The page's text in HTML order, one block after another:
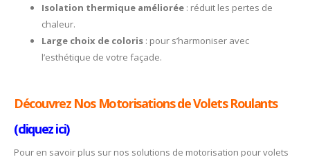
Isolation thermique améliorée : réduit les pertes de
chaleur.
Large choix de coloris : pour s’harmoniser avec
l’esthétique de votre façade.
Découvrez Nos Motorisations de Volets Roulants
(cliquez ici)
Pour en savoir plus sur nos solutions de motorisation pour volets